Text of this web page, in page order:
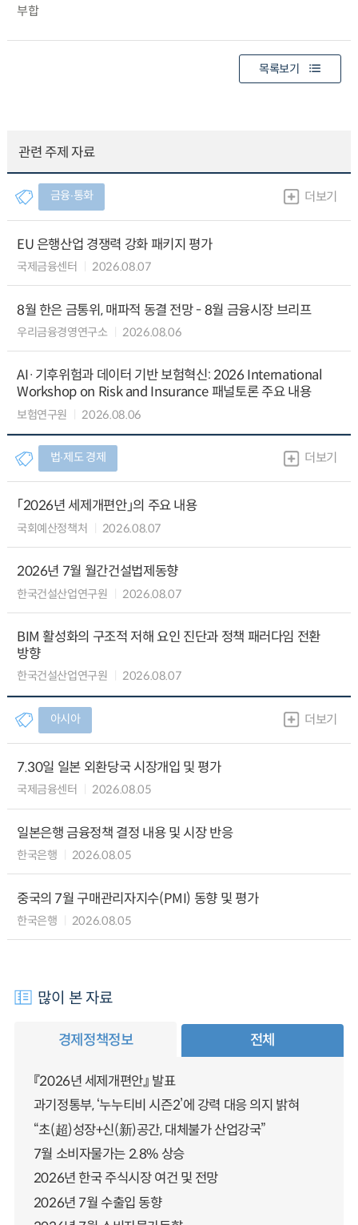
부합
목록보기
관련 주제 자료
금융∙통화 더보기
EU 은행산업 경쟁력 강화 패키지 평가
국제금융센터 2026.08.07
8월 한은 금통위, 매파적 동결 전망 - 8월 금융시장 브리프
우리금융경영연구소 2026.08.06
AI·기후위험과 데이터 기반 보험혁신: 2026 International
Workshop on Risk and Insurance 패널토론 주요 내용
보험연구원 2026.08.06
법∙제도 경제 더보기
「2026년 세제개편안」의 주요 내용
국회예산정책처 2026.08.07
2026년 7월 월간건설법제동향
한국건설산업연구원 2026.08.07
BIM 활성화의 구조적 저해 요인 진단과 정책 패러다임 전환
방향
한국건설산업연구원 2026.08.07
아시아 더보기
7.30일 일본 외환당국 시장개입 및 평가
국제금융센터 2026.08.05
일본은행 금융정책 결정 내용 및 시장 반응
한국은행 2026.08.05
중국의 7월 구매관리자지수(PMI) 동향 및 평가
한국은행 2026.08.05
많이 본 자료
경제정책정보 전체
『2026년 세제개편안』 발표
과기정통부, ‘누누티비 시즌2’에 강력 대응 의지 밝혀
“초(超)성장+신(新)공간, 대체불가 산업강국”
7월 소비자물가는 2.8% 상승
2026년 한국 주식시장 여건 및 전망
2026년 7월 수출입 동향